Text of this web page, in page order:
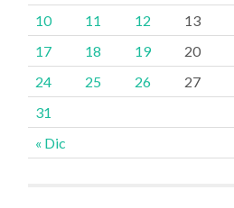
« Dic
10
11 12 13
17
18 19 20
24
25 26 27
31